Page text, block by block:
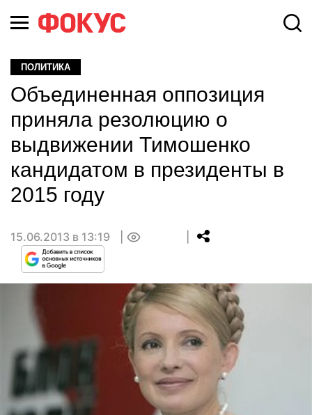
ПОЛИТИКА
Объединенная оппозиция
приняла резолюцию о
выдвижении Тимошенко
кандидатом в президенты в
2015 году
15.06.2013 в 13:19